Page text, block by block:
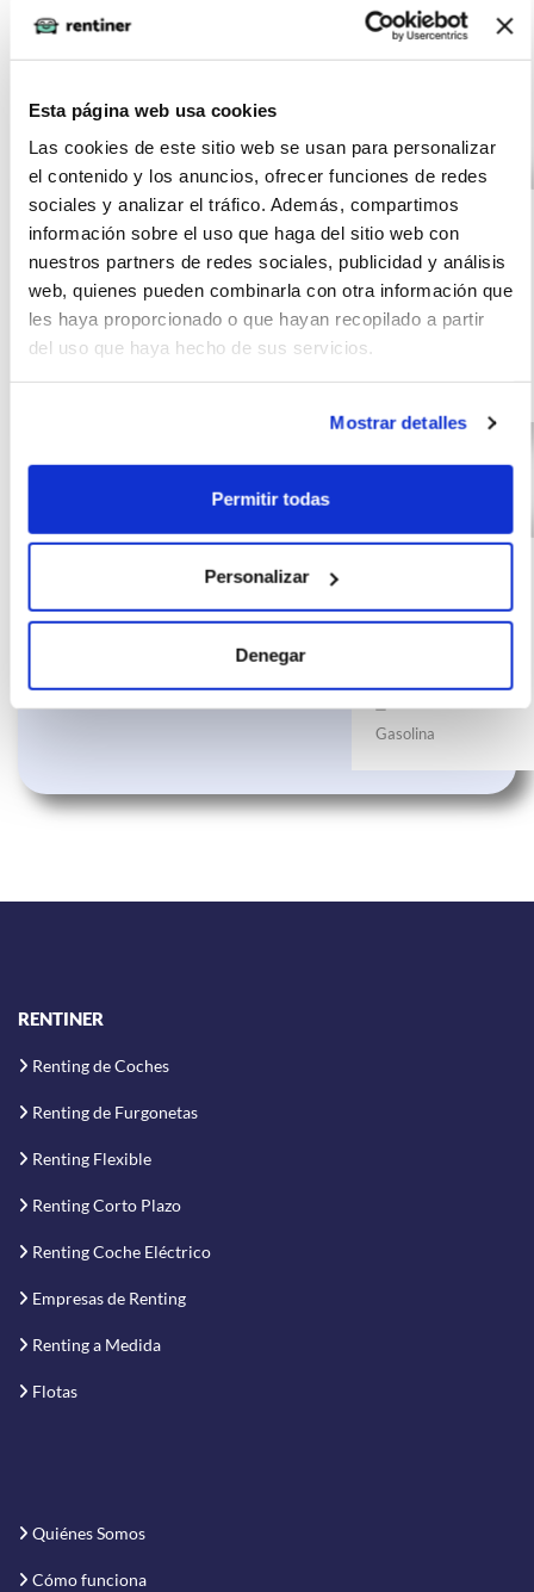
Esta página web usa cookies
Las cookies de este sitio web se usan para personalizar
el contenido y los anuncios, ofrecer funciones de redes
sociales y analizar el tráfico. Además, compartimos
información sobre el uso que haga del sitio web con
nuestros partners de redes sociales, publicidad y análisis
web, quienes pueden combinarla con otra información que
les haya proporcionado o que hayan recopilado a partir
del uso que haya hecho de sus servicios.
Mostrar detalles
Permitir todas
Personalizar
Denegar
Otras ofertas de VOLKSWAGEN T-
CROSS
VOLKSWAGEN T-
CROSS Advance 1.0
TSI 70kW (95CV)
319
€/mes
(IVA
incluido)
10000
km
meses
95
CV
Gasolina
VOLKSWAGEN T-
CROSS Advance 1.0
392
€/mes
(IVA
Gasolina
RENTINER
Renting de Coches
Renting de Furgonetas
Renting Flexible
Renting Corto Plazo
Renting Coche Eléctrico
Empresas de Renting
Renting a Medida
Flotas
Quiénes Somos
Cómo funciona